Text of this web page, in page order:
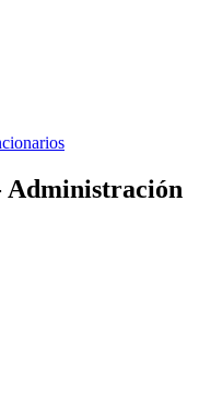
Administración